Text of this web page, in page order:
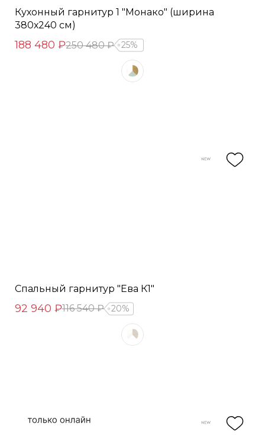
Кухонный гарнитур 1 "Монако" (ширина
380х240 см)
188 480 ₽250 480 ₽ 25%
Спальный гарнитур "Ева К1"
92 940 ₽116 540 ₽ 20%